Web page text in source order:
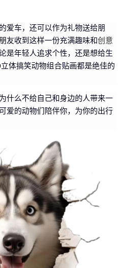
爱车，还可以作为礼物送给朋
友收到这样一份充满趣味和创意
是年轻人追求个性，还是想给生
体搞笑动物组合贴画都是绝佳的
什么不给自己和身边的人带来一
爱的动物们陪伴你，为你的出行